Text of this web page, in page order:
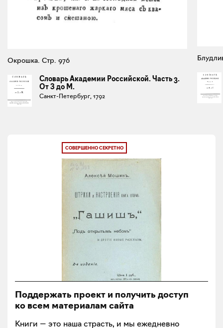
Окрошка. Стр. 976
Словарь Академии Российской. Часть 3.
От З до М.
Санкт-Петербург, 1792
СОВЕРШЕННО СЕКРЕТНО
Поддержать проект и получить доступ
ко всем материалам сайта
Книги — это наша страсть, и мы ежедневно